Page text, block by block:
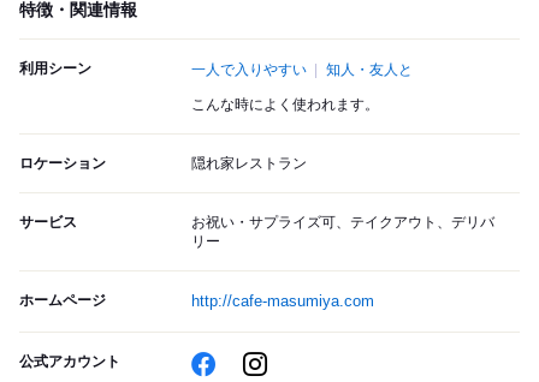
特徴・関連情報
利用シーン 一人で入りやすい 知人・友人と
こんな時によく使われます。
ロケーション 隠れ家レストラン
サービス
お祝い・サプライズ可、テイクアウト、デリバ
リー
ホームページ http://cafe-masumiya.com
公式アカウント